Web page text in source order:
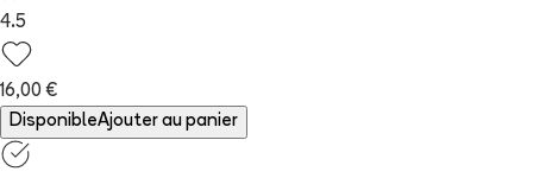
4.5
16,00 €
DisponibleAjouter au panier